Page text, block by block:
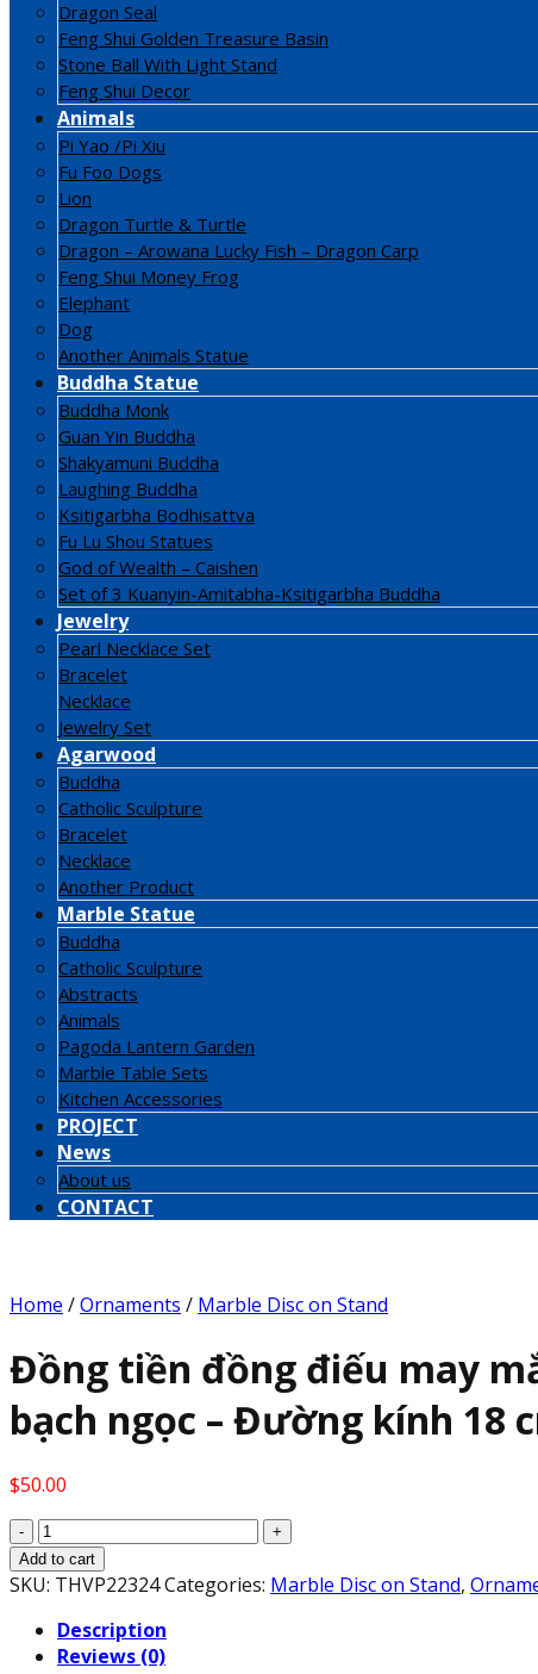
Dragon Seal
Feng Shui Golden Treasure Basin
Stone Ball With Light Stand
Feng Shui Decor
Animals
Pi Yao /Pi Xiu
Fu Foo Dogs
Lion
Dragon Turtle & Turtle
Dragon – Arowana Lucky Fish – Dragon Carp
Feng Shui Money Frog
Elephant
Dog
Another Animals Statue
Buddha Statue
Buddha Monk
Guan Yin Buddha
Shakyamuni Buddha
Laughing Buddha
Ksitigarbha Bodhisattva
Fu Lu Shou Statues
God of Wealth – Caishen
Set of 3 Kuanyin-Amitabha-Ksitigarbha Buddha
Jewelry
Pearl Necklace Set
Bracelet
Necklace
Jewelry Set
Agarwood
Buddha
Catholic Sculpture
Bracelet
Necklace
Another Product
Marble Statue
Buddha
Catholic Sculpture
Abstracts
Animals
Pagoda Lantern Garden
Marble Table Sets
Kitchen Accessories
PROJECT
News
About us
CONTACT
Home /Ornaments / Marble Disc on Stand
Đồng tiền đồng điếu may
bạch ngọc – Đường kính 18
$50.00
Đồng
tiền
đồng
may
mắn
Add to cart
SKU: THVP22324Categories: Marble Disc on Stand,
Description
Reviews (0)